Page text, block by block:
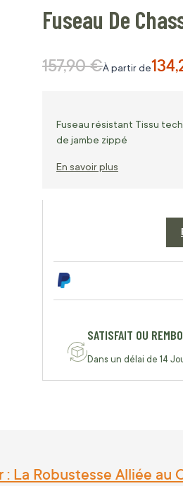
Fuseau De
À partir de
Prix normal
157,90 €
Fuseau résistant Tissu
de jambe zippé
En savoir plus
SATISFAIT OU
Dans un délai de 14
La Robustesse Alliée au